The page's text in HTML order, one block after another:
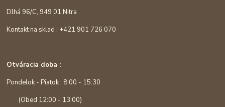
Dlhá 96/C, 949 01 Nitra
Kontakt na sklad : +421 901 726 070
Otváracia doba :
Pondelok - Piatok : 8:00 - 15:30
(Obed 12:00 - 13:00)